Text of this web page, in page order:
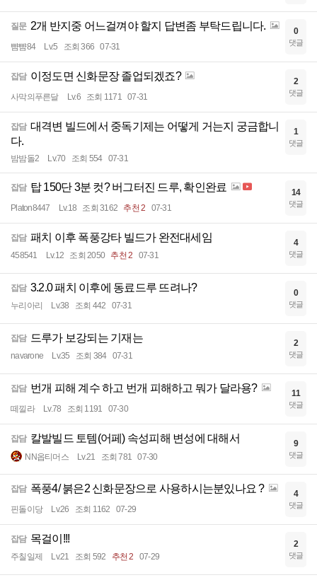
질문 2개 반지중 어느걸껴야 할지 답변좀 부탁드립니다.
뺨뺨84 Lv.5 조회 366 07-31
0
댓글
잡담 이정도면 신화문장 졸업되겠죠?
사막의푸른달 Lv.6 조회 1171 07-31
2
댓글
잡담 대격변 빌드에서 중독기제는 어떻게 거는지 궁금합니
다.
밤밤돌2 Lv.70 조회 554 07-31
1
댓글
잡담 탑 150단 3분 컷? 버그터진 드루, 확인완료
Platon8447 Lv.18 조회 3162 추천 2 07-31
14
댓글
잡담 패치 이후 폭풍강타 빌드가 완전대세임
458541 Lv.12 조회 2050 추천 2 07-31
4
댓글
잡담 3.2.0 패치 이후에 동료드루 뜨려나?
누리아리 Lv.38 조회 442 07-31
0
댓글
잡담 드루가 보강되는 기재는
navarone Lv.35 조회 384 07-31
2
댓글
잡담 번개 피해 계수 하고 번개 피해하고 뭐가 달라용?
떼낄라 Lv.78 조회 1191 07-30
11
댓글
잡담 칼발빌드 토템(어페) 속성피해 변성에 대해서
NN옵티머스 Lv.21 조회 781 07-30
9
댓글
잡담 폭풍4/ 붉은2 신화문장으로 사용하시는분있나요 ?
핀돌이당 Lv.26 조회 1162 07-29
4
댓글
잡담 목걸이!!!
주칠일제 Lv.21 조회 592 추천 2 07-29
2
댓글